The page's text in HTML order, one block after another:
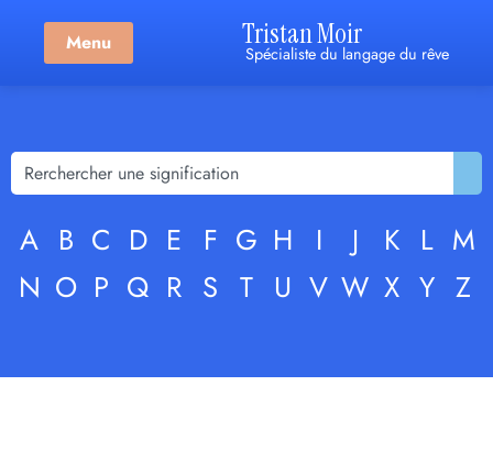
Menu Tristan Moir
Spécialiste du langage du rêve
A B C D E F G H I J K L M
N O P Q R S T U V W X Y Z